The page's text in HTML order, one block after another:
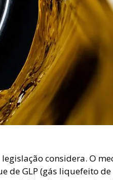
considera. O
GLP (gás liquefeito